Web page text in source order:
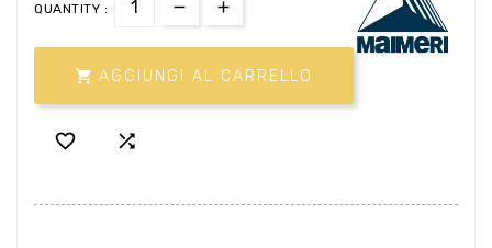
QUANTITY :
 AGGIUNGI AL CARRELLO
 